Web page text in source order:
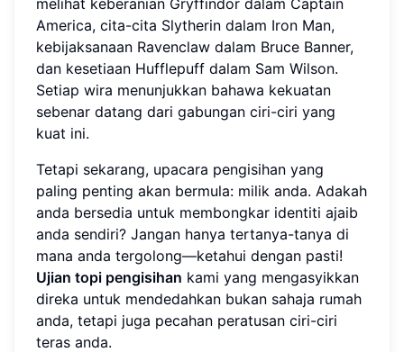
America, cita-cita Slytherin dalam Iron Man,
kebijaksanaan Ravenclaw dalam Bruce Banner,
dan kesetiaan Hufflepuff dalam Sam Wilson.
Setiap wira menunjukkan bahawa kekuatan
sebenar datang dari gabungan ciri-ciri yang
kuat ini.
Tetapi sekarang, upacara pengisihan yang
paling penting akan bermula: milik anda. Adakah
anda bersedia untuk membongkar identiti ajaib
anda sendiri? Jangan hanya tertanya-tanya di
mana anda tergolong—ketahui dengan pasti!
Ujian topi pengisihan kami yang mengasyikkan
direka untuk mendedahkan bukan sahaja rumah
anda, tetapi juga pecahan peratusan ciri-ciri
teras anda.